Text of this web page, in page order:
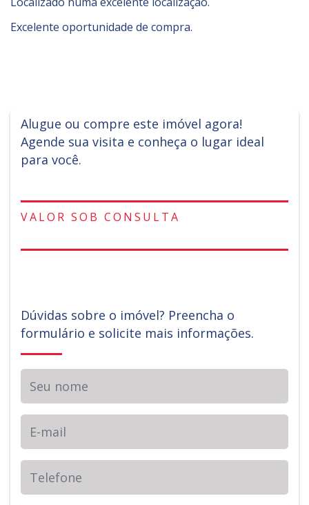
Excelente oportunidade de compra.
Alugue ou compre este imóvel agora!
Agende sua visita e conheça o lugar ideal
para você.
VALOR SOB CONSULTA
Dúvidas sobre o imóvel? Preencha o
formulário e solicite mais informações.
Telefone